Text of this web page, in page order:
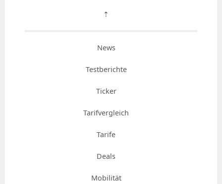
⇡
News
Testberichte
Ticker
Tarifvergleich
Tarife
Deals
Mobilität